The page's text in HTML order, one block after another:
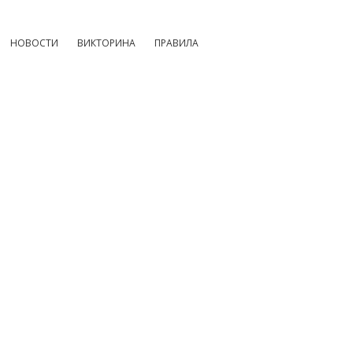
НОВОСТИ ВИКТОРИНА ПРАВИЛА